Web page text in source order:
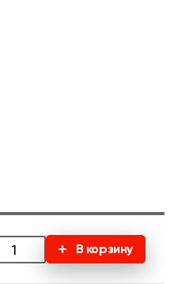
В корзину